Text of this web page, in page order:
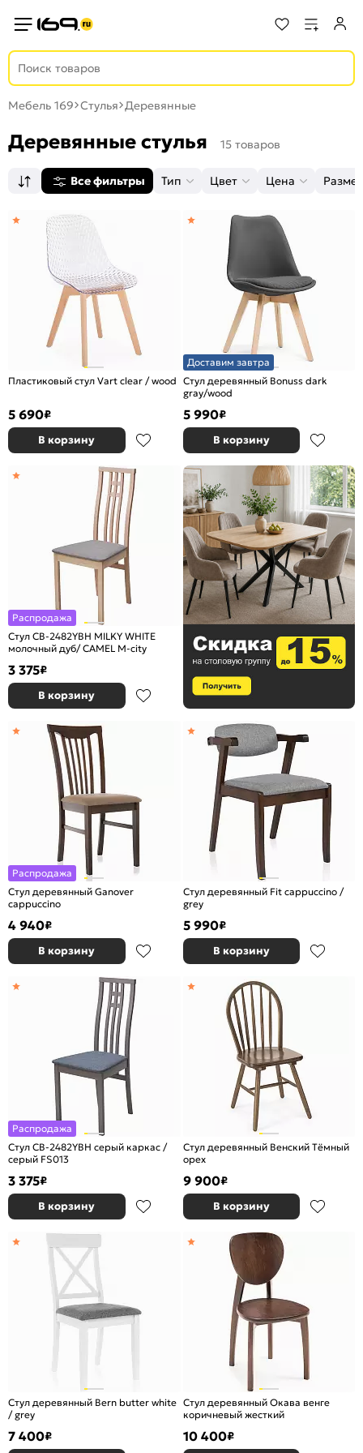
Мебель 169 Стулья Деревянные
Деревянные стулья 15 товаров
Все фильтры Тип Цвет Цена
Пластиковый стул Vart clear / wood
5 690₽
В корзину
Доставим завтра
Стул деревянный Bonuss dark
gray/wood
5 990₽
В корзину
Распродажа
Стул СB-2482YBH MILKY WHITE
молочный дуб/ CAMEL M-city
3 375₽
В корзину
Распродажа
Стул деревянный Ganover
cappuccino
4 940₽
В корзину
Стул деревянный Fit cappuccino /
grey
5 990₽
В корзину
Распродажа
Стул СB-2482YBH серый каркас /
серый FS013
3 375₽
В корзину
Стул деревянный Венский Тёмный
орех
9 900₽
В корзину
Стул деревянный Bern butter white
/ grey
7 400₽
Стул деревянный Окава венге
коричневый жесткий
10 400₽